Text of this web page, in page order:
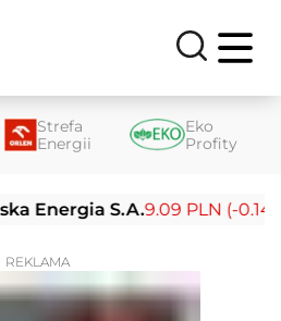
Strefa
Energii
Eko
Profity
Energia S.A.9.09 PLN (-0.14%)
REKLAMA